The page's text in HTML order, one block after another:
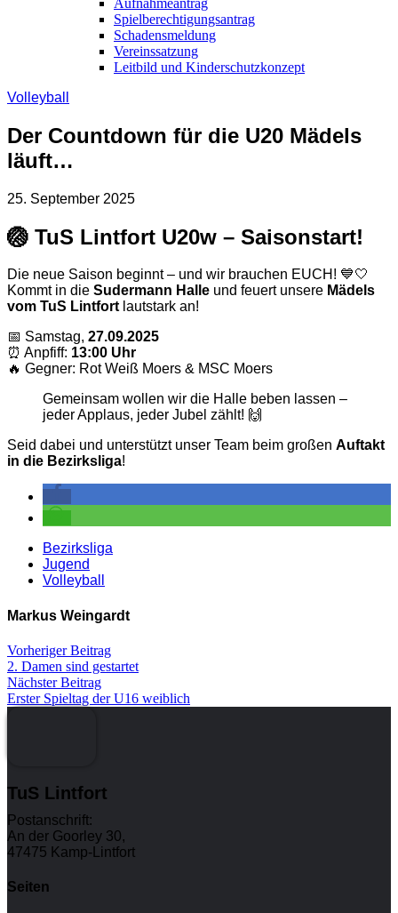
Spielberechtigungsantrag
Schadensmeldung
Vereinssatzung
Leitbild und Kinderschutzkonzept
Volleyball
Der Countdown für die U20 Mädels
läuft…
25. September 2025
🏐 TuS Lintfort U20w – Saisonstart!
Die neue Saison beginnt – und wir brauchen EUCH! 💙🤍
Kommt in die Sudermann Halle und feuert unsere Mädels
vom TuS Lintfortlautstark an!
📅 Samstag, 27.09.2025
⏰ Anpfiff: 13:00 Uhr
🔥 Gegner: Rot Weiß Moers & MSC Moers
Gemeinsam wollen wir die Halle beben lassen –
jeder Applaus, jeder Jubel zählt! 🙌
Seid dabei und unterstützt unser Team beim großen Auftakt
in die Bezirksliga!
Bezirksliga
Jugend
Volleyball
Markus Weingardt
Vorheriger Beitrag
2. Damen sind gestartet
Nächster Beitrag
Erster Spieltag der U16 weiblich
TuS Lintfort
Postanschrift:
An der Goorley 30,
47475 Kamp-Lintfort
Seiten